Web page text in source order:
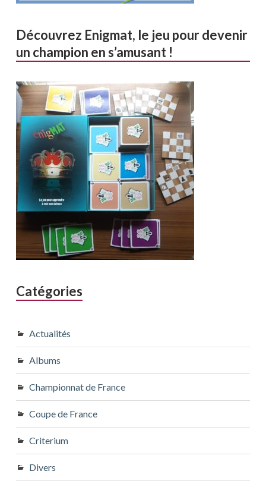
Découvrez Enigmat, le jeu pour devenir
un champion en s’amusant !
Catégories
Actualités
Albums
Championnat de France
Coupe de France
Criterium
Divers